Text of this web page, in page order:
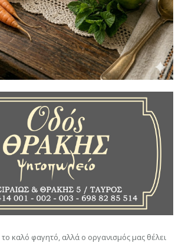
καλό φαγητό, αλλά ο οργανισμός μας θέλει